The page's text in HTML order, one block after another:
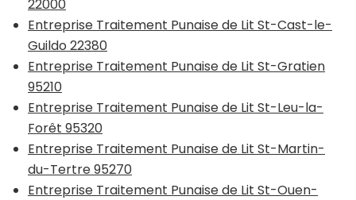
22000
Entreprise Traitement Punaise de Lit St-Cast-le-
Guildo 22380
Entreprise Traitement Punaise de Lit St-Gratien
95210
Entreprise Traitement Punaise de Lit St-Leu-la-
Forêt 95320
Entreprise Traitement Punaise de Lit St-Martin-
du-Tertre 95270
Entreprise Traitement Punaise de Lit St-Ouen-